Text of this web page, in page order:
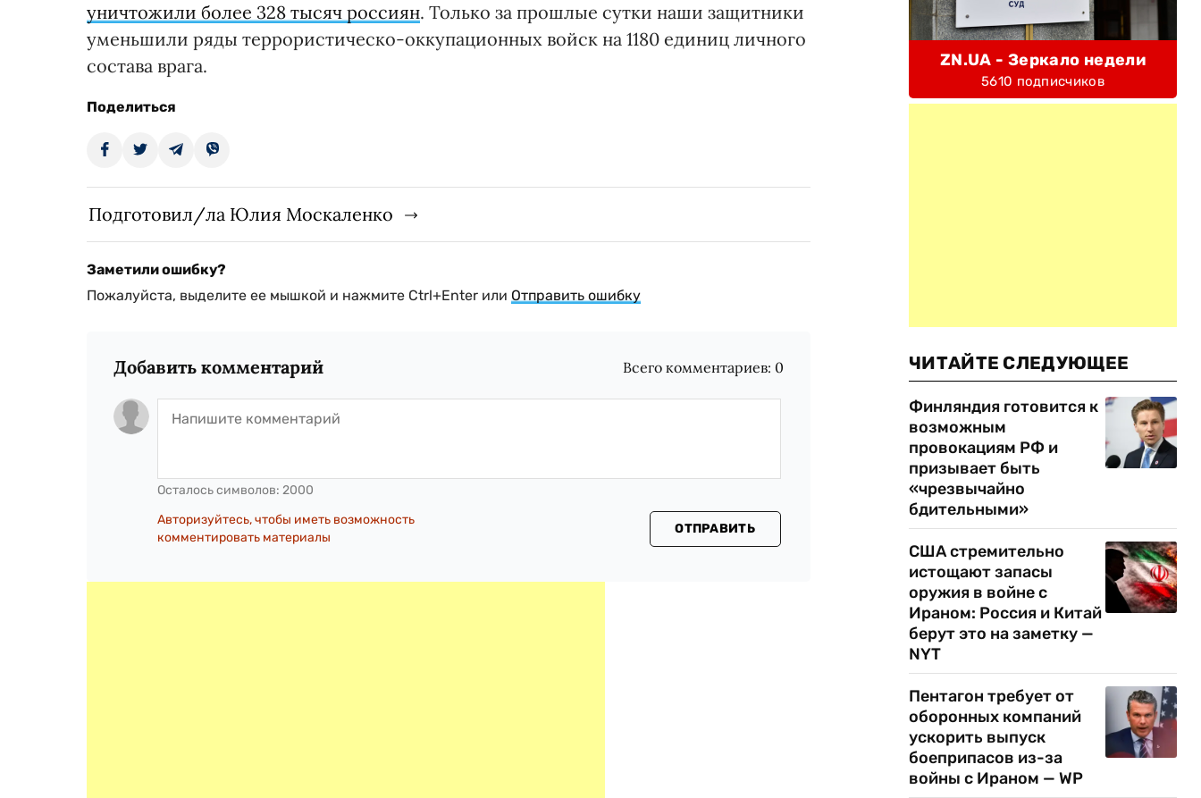
уничтожили более 328 тысяч россиян. Только за прошлые сутки наши защитники
уменьшили ряды террористическо-оккупационных войск на 1180 единиц личного
состава врага.
Поделиться
Подготовил/ла Юлия Москаленко
Заметили ошибку?
Пожалуйста, выделите ее мышкой и нажмите Ctrl+Enter или Отправить ошибку
Добавить комментарий Всего комментариев: 0
Осталось символов: 2000
Авторизуйтесь, чтобы иметь возможность
комментировать материалы
ОТПРАВИТЬ
ZN.UA - Зеркало недели
5610 подписчиков
ЧИТАЙТЕ СЛЕДУЮЩЕЕ
Финляндия готовится к
возможным
провокациям РФ и
призывает быть
«чрезвычайно
бдительными»
США стремительно
истощают запасы
оружия в войне с
Ираном: Россия и Китай
берут это на заметку —
NYT
Пентагон требует от
оборонных компаний
ускорить выпуск
боеприпасов из-за
войны с Ираном — WP